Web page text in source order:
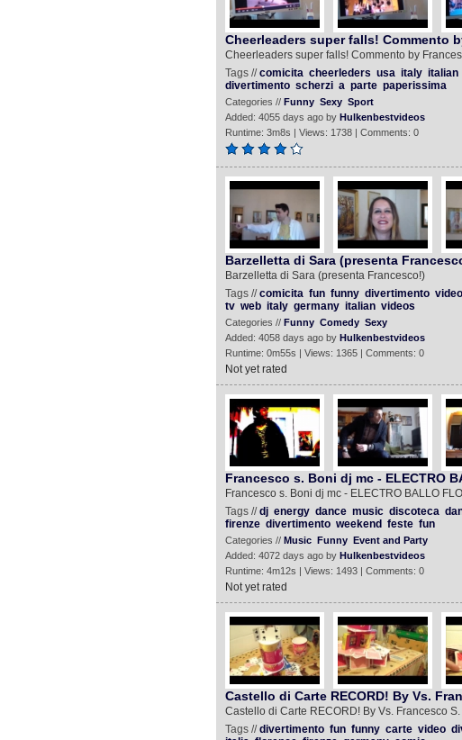
Cheerleaders super falls! Commento
Cheerleaders super falls! Commento by
Tags //comicita cheerleders usa italy italian
divertimento scherzi a parte paperissima
Categories // Funny Sexy Sport
Added: 4055 days ago by Hulkenbestvideos
Runtime: 3m8s | Views: 1738 | Comments: 0
Barzelletta di Sara (presenta
Barzelletta di Sara (presenta Francesco!)
Tags //comicita fun funny divertimento video
tv web italy germany italian videos
Categories // Funny Comedy Sexy
Added: 4058 days ago by Hulkenbestvideos
Runtime: 0m55s | Views: 1365 | Comments: 0
Not yet rated
Francesco s. Boni dj mc - ELECTRO
Francesco s. Boni dj mc - ELECTRO BALLO
Tags //dj energy dance music discoteca
firenze divertimento weekend feste fun
Categories // Music Funny Event and Party
Added: 4072 days ago by Hulkenbestvideos
Runtime: 4m12s | Views: 1493 | Comments: 0
Not yet rated
Castello di Carte RECORD! By Vs.
Castello di Carte RECORD! By Vs. Francesco
Tags //divertimento fun funny carte video